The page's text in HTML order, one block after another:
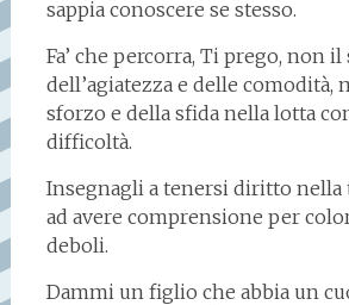
sappia conoscere se stesso.
Fa’ che percorra, Ti prego, non
dell’agiatezza e delle comodità,
sforzo e della sfida nella lotta
difficoltà.
Insegnagli a tenersi diritto nella
ad avere comprensione per
deboli.
Dammi un figlio che abbia un